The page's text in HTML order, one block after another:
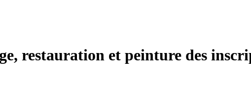
restauration et peinture des